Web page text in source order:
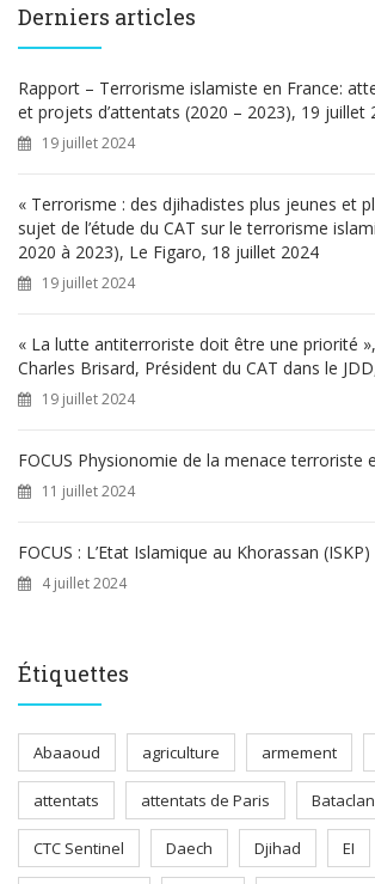
e
h
e
r
Derniers articles
Rapport – Terrorisme islamiste en France:
et projets d’attentats (2020 – 2023), 19 juillet
19 juillet 2024
« Terrorisme : des djihadistes plus jeunes et
sujet de l’étude du CAT sur le terrorisme
2020 à 2023), Le Figaro, 18 juillet 2024
19 juillet 2024
« La lutte antiterroriste doit être une priorité
Charles Brisard, Président du CAT dans le
19 juillet 2024
FOCUS Physionomie de la menace terroriste
11 juillet 2024
FOCUS : L’Etat Islamique au Khorassan (ISKP)
4 juillet 2024
Étiquettes
Abaaoud agriculture armement
attentats attentats de Paris Bataclan
CTC Sentinel Daech Djihad EI